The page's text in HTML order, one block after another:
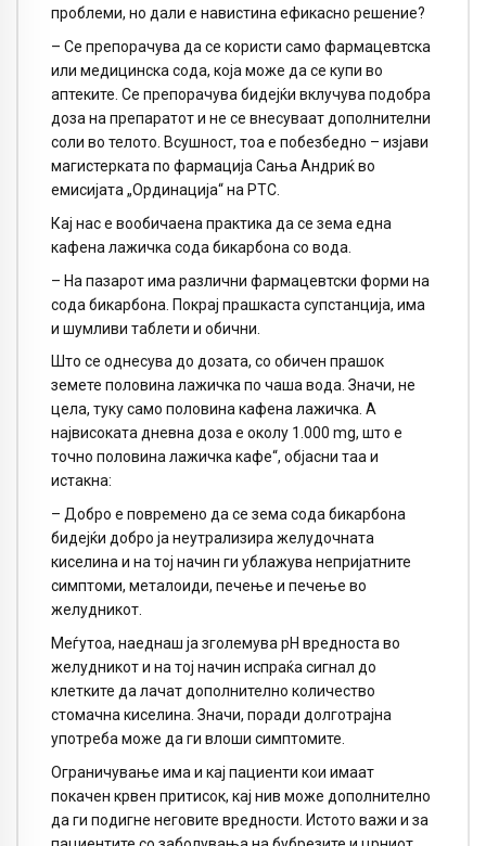
проблеми, но дали е навистина ефикасно решение?
– Се препорачува да се користи само фармацевтска
или медицинска сода, која може да се купи во
аптеките. Се препорачува бидејќи вклучува подобра
доза на препаратот и не се внесуваат дополнителни
соли во телото. Всушност, тоа е побезбедно – изјави
магистерката по фармација Сања Андриќ во
емисијата „Ординација“ на РТС.
Кај нас е вообичаена практика да се зема една
кафена лажичка сода бикарбона со вода.
– На пазарот има различни фармацевтски форми на
сода бикарбона. Покрај прашкаста супстанција, има
и шумливи таблети и обични.
Што се однесува до дозата, со обичен прашок
земете половина лажичка по чаша вода. Значи, не
цела, туку само половина кафена лажичка. А
највисоката дневна доза е околу 1.000 mg, што е
точно половина лажичка кафе“, објасни таа и
истакна:
– Добро е повремено да се зема сода бикарбона
бидејќи добро ја неутрализира желудочната
киселина и на тој начин ги ублажува непријатните
симптоми, металоиди, печење и печење во
желудникот.
Меѓутоа, наеднаш ја зголемува pH вредноста во
желудникот и на тој начин испраќа сигнал до
клетките да лачат дополнително количество
стомачна киселина. Значи, поради долготрајна
употреба може да ги влоши симптомите.
Ограничување има и кај пациенти кои имаат
покачен крвен притисок, кај нив може дополнително
да ги подигне неговите вредности. Истото важи и за